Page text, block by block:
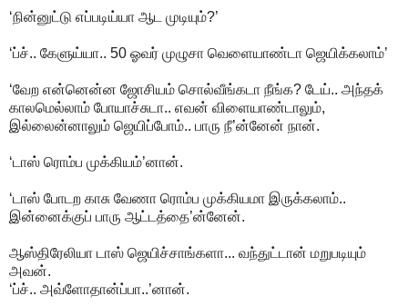
‘நின்னுட்டு எப்படிய்யா ஆட முடியும்?’
‘ப்ச்.. கேளுய்யா.. 50 ஓவர் முழுசா வெளையாண்டா ஜெயிக்கலாம்’
‘வேற என்னென்ன ஜோசியம் சொல்வீங்கடா நீங்க? டேய்.. அந்தக்
காலமெல்லாம் போயாச்சுடா.. எவன் விளையாண்டாலும்,
இல்லைன்னாலும் ஜெயிப்போம்.. பாரு நீ’ன்னேன் நான்.
‘டாஸ் ரொம்ப முக்கியம்’னான்.
‘டாஸ் போடற காசு வேணா ரொம்ப முக்கியமா இருக்கலாம்..
இன்னைக்குப் பாரு ஆட்டத்தை’ன்னேன்.
ஆஸ்திரேலியா டாஸ் ஜெயிச்சாங்களா... வந்துட்டான் மறுபடியும்
அவன்.
‘ப்ச்.. அவ்ளோதான்ப்பா..’னான்.